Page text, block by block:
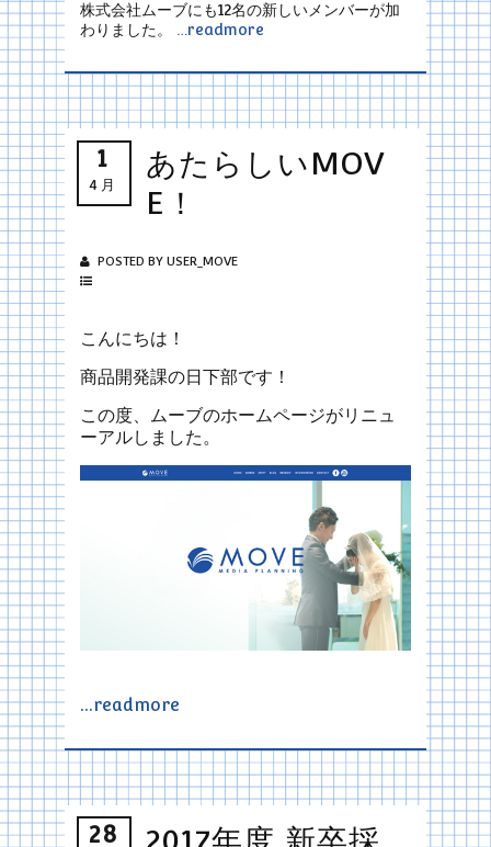
株式会社ムーブにも12名の新しいメンバーが加
わりました。 …readmore
1
4月
あたらしいMOV
E！
POSTED BY USER_MOVE
こんにちは！
商品開発課の日下部です！
この度、ムーブのホームページがリニュ
ーアルしました。
…readmore
28 2017年度 新卒採